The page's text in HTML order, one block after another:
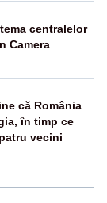
centralelor
Camera
că România
în timp ce
vecini